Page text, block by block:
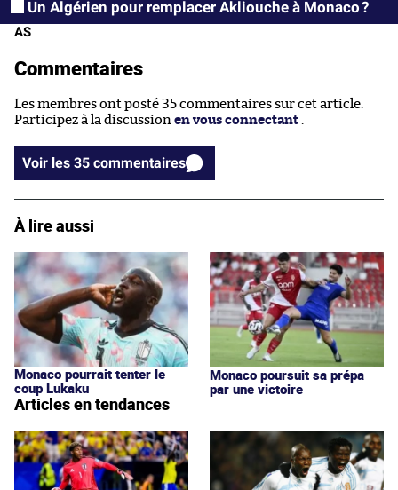
Un Algérien pour remplacer Akliouche à Monaco ?
AS
Commentaires
Les membres ont posté 35 commentaires sur cet article.
Participez à la discussion en vous connectant
Voir les 35 commentaires
À lire aussi
Monaco pourrait tenter le
coup Lukaku
Monaco poursuit sa prépa
par une victoire
Articles en tendances